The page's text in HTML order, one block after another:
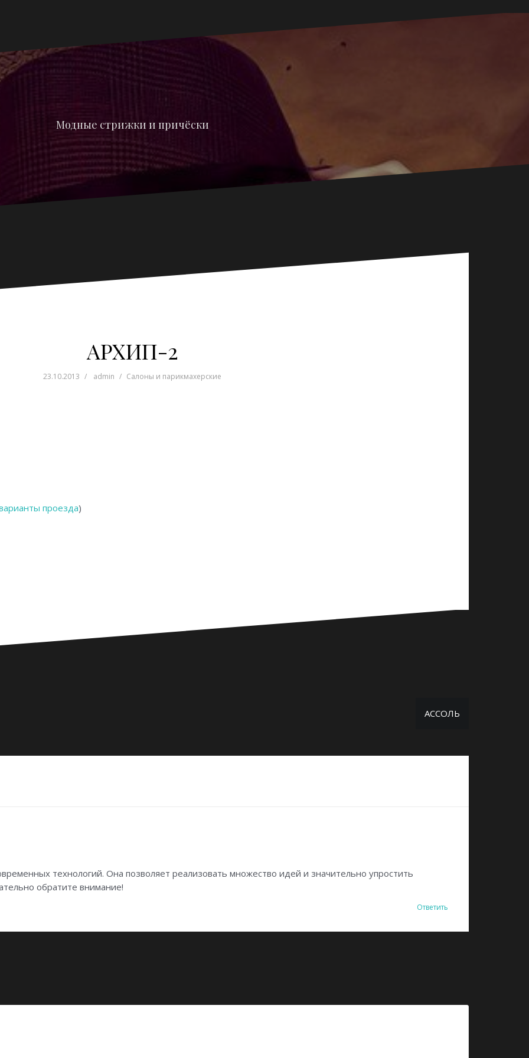
Модные стрижки и причёски
АРХИП-2
23.10.2013 admin Салоны и парикмахерские
проезда)
АССОЛЬ
технологий. Она позволяет реализовать множество идей и значительно упростить
обратите внимание!
Ответить